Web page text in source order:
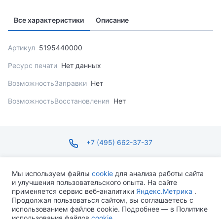
Все характеристики Описание
Артикул 5195440000
Ресурс печати Нет данных
ВозможностьЗаправки Нет
ВозможностьВосстановления Нет
+7 (495) 662-37-37
ПН-ПТ С 09:00 ДО 18:00 СБ-ВС ВЫХОДНОЙ
Мы используем файлы cookie для анализа работы сайта
и улучшения пользовательского опыта. На сайте
применяется сервис веб-аналитики Яндекс.Метрика .
Продолжая пользоваться сайтом, вы соглашаетесь с
использованием файлов cookie. Подробнее — в Политике